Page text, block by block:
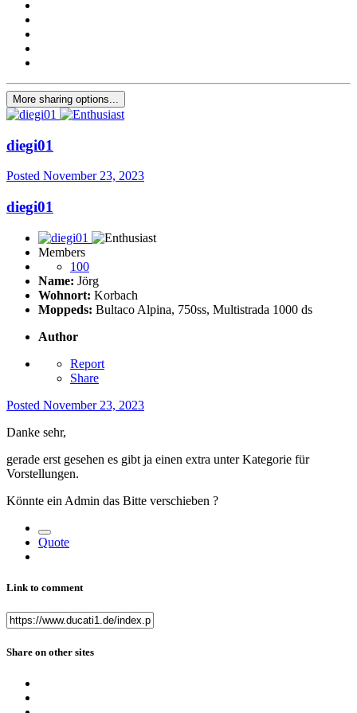
More sharing options...
diegi01
Posted November 23, 2023
diegi01
Members
100
Name: Jörg
Wohnort: Korbach
Moppeds: Bultaco Alpina, 750ss, Multistrada 1000 ds
Author
Report
Share
Posted November 23, 2023
Danke sehr,
gerade erst gesehen es gibt ja einen extra unter Kategorie für
Vorstellungen.
Könnte ein Admin das Bitte verschieben ?
Quote
Link to comment
Share on other sites